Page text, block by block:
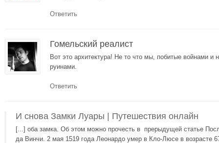
Ответить
Гомельский реалист
Вот это архитектура! Не то что мы, побитые войнами и
руинами.
Ответить
И снова Замки Луары | Путешествия онлайн
[...] оба замка. Об этом можно прочесть в прерыдущей статье
да Винчи. 2 мая 1519 года Леонардо умер в Кло-Люсе в возрасте